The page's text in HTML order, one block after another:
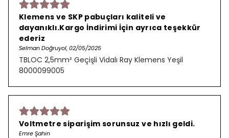
Klemens ve SKP pabuçları kaliteli ve
dayanıklı.Kargo İndirimi İçin ayrıca teşekkür
ederiz
Selman Doğruyol, 02/05/2025
TBLOC 2,5mm² Geçişli Vidalı Ray Klemens Yeşil
8000099005
Voltmetre siparişim sorunsuz ve hızlı geldi.
Emre Şahin